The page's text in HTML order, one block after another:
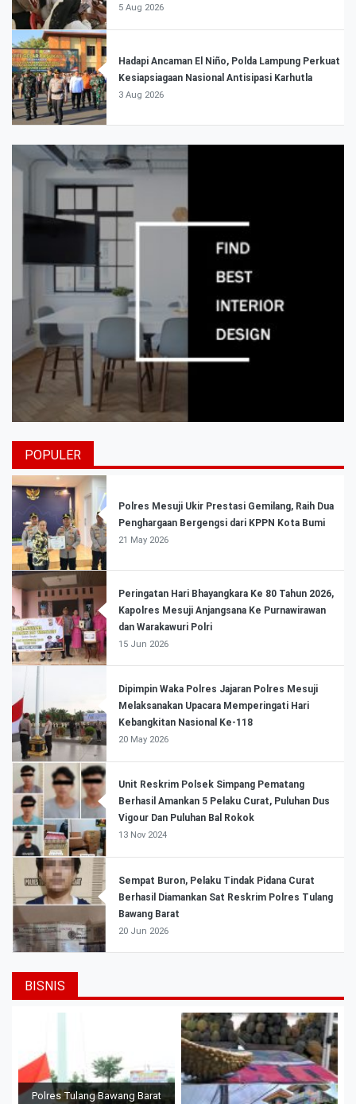
5 Aug 2026
Hadapi Ancaman El Niño, Polda Lampung Perkuat
Kesiapsiagaan Nasional Antisipasi Karhutla
3 Aug 2026
POPULER
Polres Mesuji Ukir Prestasi Gemilang, Raih Dua
Penghargaan Bergengsi dari KPPN Kota Bumi
21 May 2026
Peringatan Hari Bhayangkara Ke 80 Tahun 2026,
Kapolres Mesuji Anjangsana Ke Purnawirawan
dan Warakawuri Polri
15 Jun 2026
Dipimpin Waka Polres Jajaran Polres Mesuji
Melaksanakan Upacara Memperingati Hari
Kebangkitan Nasional Ke-118
20 May 2026
Unit Reskrim Polsek Simpang Pematang
Berhasil Amankan 5 Pelaku Curat, Puluhan Dus
Vigour Dan Puluhan Bal Rokok
13 Nov 2024
Sempat Buron, Pelaku Tindak Pidana Curat
Berhasil Diamankan Sat Reskrim Polres Tulang
Bawang Barat
20 Jun 2026
BISNIS
Polres Tulang Bawang Barat